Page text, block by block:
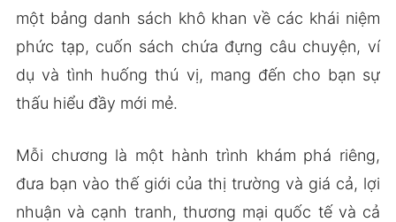
một bảng danh sách khô khan về các khái niệm
phức tạp, cuốn sách chứa đựng câu chuyện, ví
dụ và tình huống thú vị, mang đến cho bạn sự
thấu hiểu đầy mới mẻ.
Mỗi chương là một hành trình khám phá riêng,
đưa bạn vào thế giới của thị trường và giá cả, lợi
nhuận và cạnh tranh, thương mại quốc tế và cả